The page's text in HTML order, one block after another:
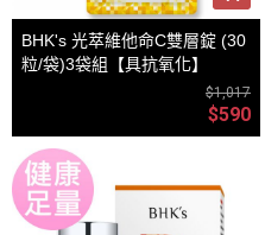
BHK's 光萃維他命C雙層錠 (30
粒/袋)3袋組【具抗氧化】
$1,017
$590